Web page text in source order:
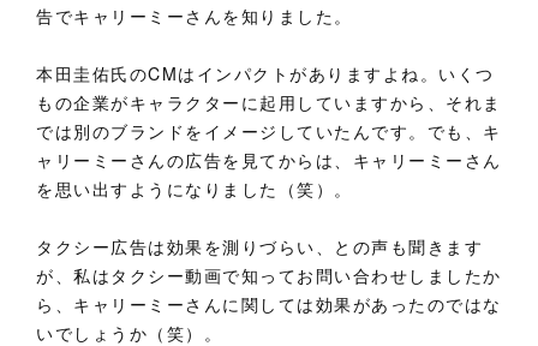
告でキャリーミーさんを知りました。
本田圭佑氏のCMはインパクトがありますよね。いくつ
もの企業がキャラクターに起用していますから、それま
では別のブランドをイメージしていたんです。でも、キ
ャリーミーさんの広告を見てからは、キャリーミーさん
を思い出すようになりました（笑）。
タクシー広告は効果を測りづらい、との声も聞きます
が、私はタクシー動画で知ってお問い合わせしましたか
ら、キャリーミーさんに関しては効果があったのではな
いでしょうか（笑）。